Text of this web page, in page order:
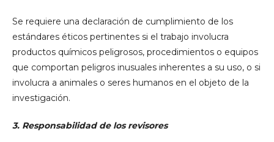
Se requiere una declaración de cumplimiento de los
estándares éticos pertinentes si el trabajo involucra
productos químicos peligrosos, procedimientos o equipos
que comportan peligros inusuales inherentes a su uso, o si
involucra a animales o seres humanos en el objeto de la
investigación.
3. Responsabilidad de los revisores